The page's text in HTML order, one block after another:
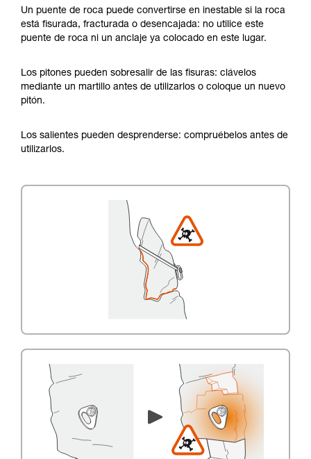
Un puente de roca puede convertirse en inestable si la roca
está fisurada, fracturada o desencajada: no utilice este
puente de roca ni un anclaje ya colocado en este lugar.
Los pitones pueden sobresalir de las fisuras: clávelos
mediante un martillo antes de utilizarlos o coloque un nuevo
pitón.
Los salientes pueden desprenderse: compruébelos antes de
utilizarlos.